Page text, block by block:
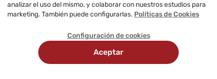
analizar el uso del mismo, y colaborar con nuestros estudios para
marketing. También puede configurarlas. Políticas de Cookies
Configuración de cookies
Aceptar